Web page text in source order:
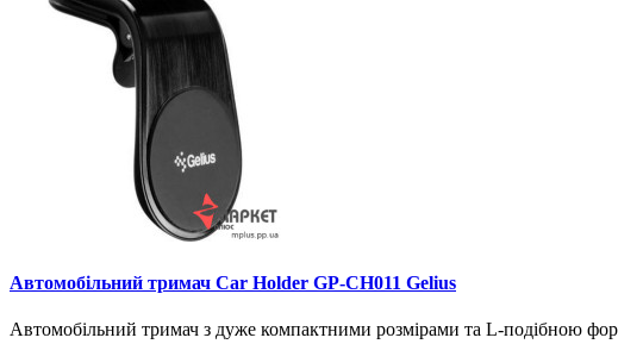
Автомобільний тримач Car Holder GP-CH011 Gelius
Автомобільний тримач з дуже компактними розмірами та L-подібною